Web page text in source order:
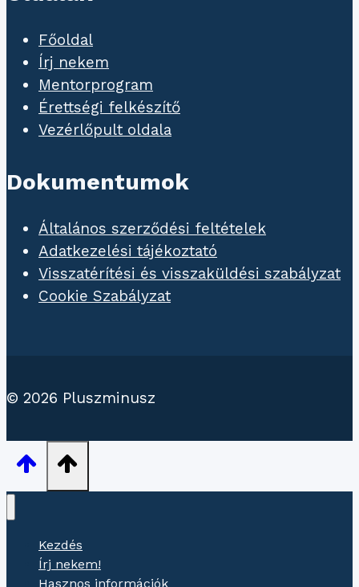
Főoldal
Írj nekem
Mentorprogram
Érettségi felkészítő
Vezérlőpult oldala
Dokumentumok
Általános szerződési feltételek
Adatkezelési tájékoztató
Visszatérítési és visszaküldési szabályzat
Cookie Szabályzat
© 2026 Pluszminusz
Kezdés
Írj nekem!
Hasznos információk